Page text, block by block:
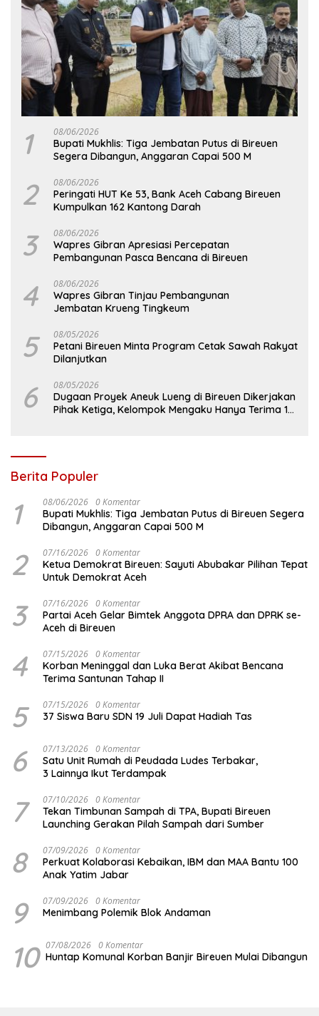
1 08/06/2026
Bupati Mukhlis: Tiga Jembatan Putus di Bireuen
Segera Dibangun, Anggaran Capai 500 M
2 08/06/2026
Peringati HUT Ke 53, Bank Aceh Cabang Bireuen
Kumpulkan 162 Kantong Darah
3 08/06/2026
Wapres Gibran Apresiasi Percepatan
Pembangunan Pasca Bencana di Bireuen
4 08/06/2026
Wapres Gibran Tinjau Pembangunan
Jembatan Krueng Tingkeum
5 08/05/2026
Petani Bireuen Minta Program Cetak Sawah Rakyat
Dilanjutkan
6 08/05/2026
Dugaan Proyek Aneuk Lueng di Bireuen Dikerjakan
Pihak Ketiga, Kelompok Mengaku Hanya Terima 10
Berita Populer
1 08/06/2026 0 Komentar
Bupati Mukhlis: Tiga Jembatan Putus di Bireuen Segera
Dibangun, Anggaran Capai 500 M
2 07/16/2026 0 Komentar
Ketua Demokrat Bireuen: Sayuti Abubakar Pilihan Tepat
Untuk Demokrat Aceh
3 07/16/2026 0 Komentar
Partai Aceh Gelar Bimtek Anggota DPRA dan DPRK se-
Aceh di Bireuen
4 07/15/2026 0 Komentar
Korban Meninggal dan Luka Berat Akibat Bencana
Terima Santunan Tahap II
5 07/15/2026 0 Komentar
37 Siswa Baru SDN 19 Juli Dapat Hadiah Tas
6 07/13/2026 0 Komentar
Satu Unit Rumah di Peudada Ludes Terbakar,
3 Lainnya Ikut Terdampak
7 07/10/2026 0 Komentar
Tekan Timbunan Sampah di TPA, Bupati Bireuen
Launching Gerakan Pilah Sampah dari Sumber
8 07/09/2026 0 Komentar
Perkuat Kolaborasi Kebaikan, IBM dan MAA Bantu 100
Anak Yatim Jabar
9 07/09/2026 0 Komentar
Menimbang Polemik Blok Andaman
10 07/08/2026 0 Komentar
Huntap Komunal Korban Banjir Bireuen Mulai Dibangun